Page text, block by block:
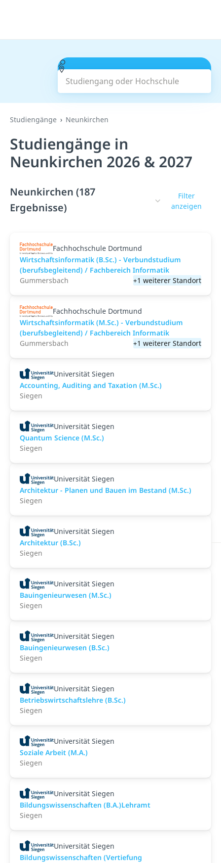
Studiengang oder Hochschule
Suchen
Studiengänge Neunkirchen
Studiengänge in
Neunkirchen 2026 & 2027
Neunkirchen (187
Ergebnisse)
Filter
anzeigen
Fachhochschule Dortmund
Wirtschaftsinformatik (B.Sc.) - Verbundstudium
(berufsbegleitend) / Fachbereich Informatik
Gummersbach
+1 weiterer Standort
Fachhochschule Dortmund
Wirtschaftsinformatik (M.Sc.) - Verbundstudium
(berufsbegleitend) / Fachbereich Informatik
Gummersbach
+1 weiterer Standort
Universität Siegen
Accounting, Auditing and Taxation (M.Sc.)
Siegen
Universität Siegen
Quantum Science (M.Sc.)
Siegen
Universität Siegen
Architektur - Planen und Bauen im Bestand (M.Sc.)
Siegen
Universität Siegen
Architektur (B.Sc.)
Siegen
Universität Siegen
Bauingenieurwesen (M.Sc.)
Siegen
Universität Siegen
Bauingenieurwesen (B.Sc.)
Siegen
Universität Siegen
Betriebswirtschaftslehre (B.Sc.)
Siegen
Universität Siegen
Soziale Arbeit (M.A.)
Siegen
Universität Siegen
Bildungswissenschaften (B.A.)Lehramt
Siegen
Universität Siegen
Bildungswissenschaften (Vertiefung